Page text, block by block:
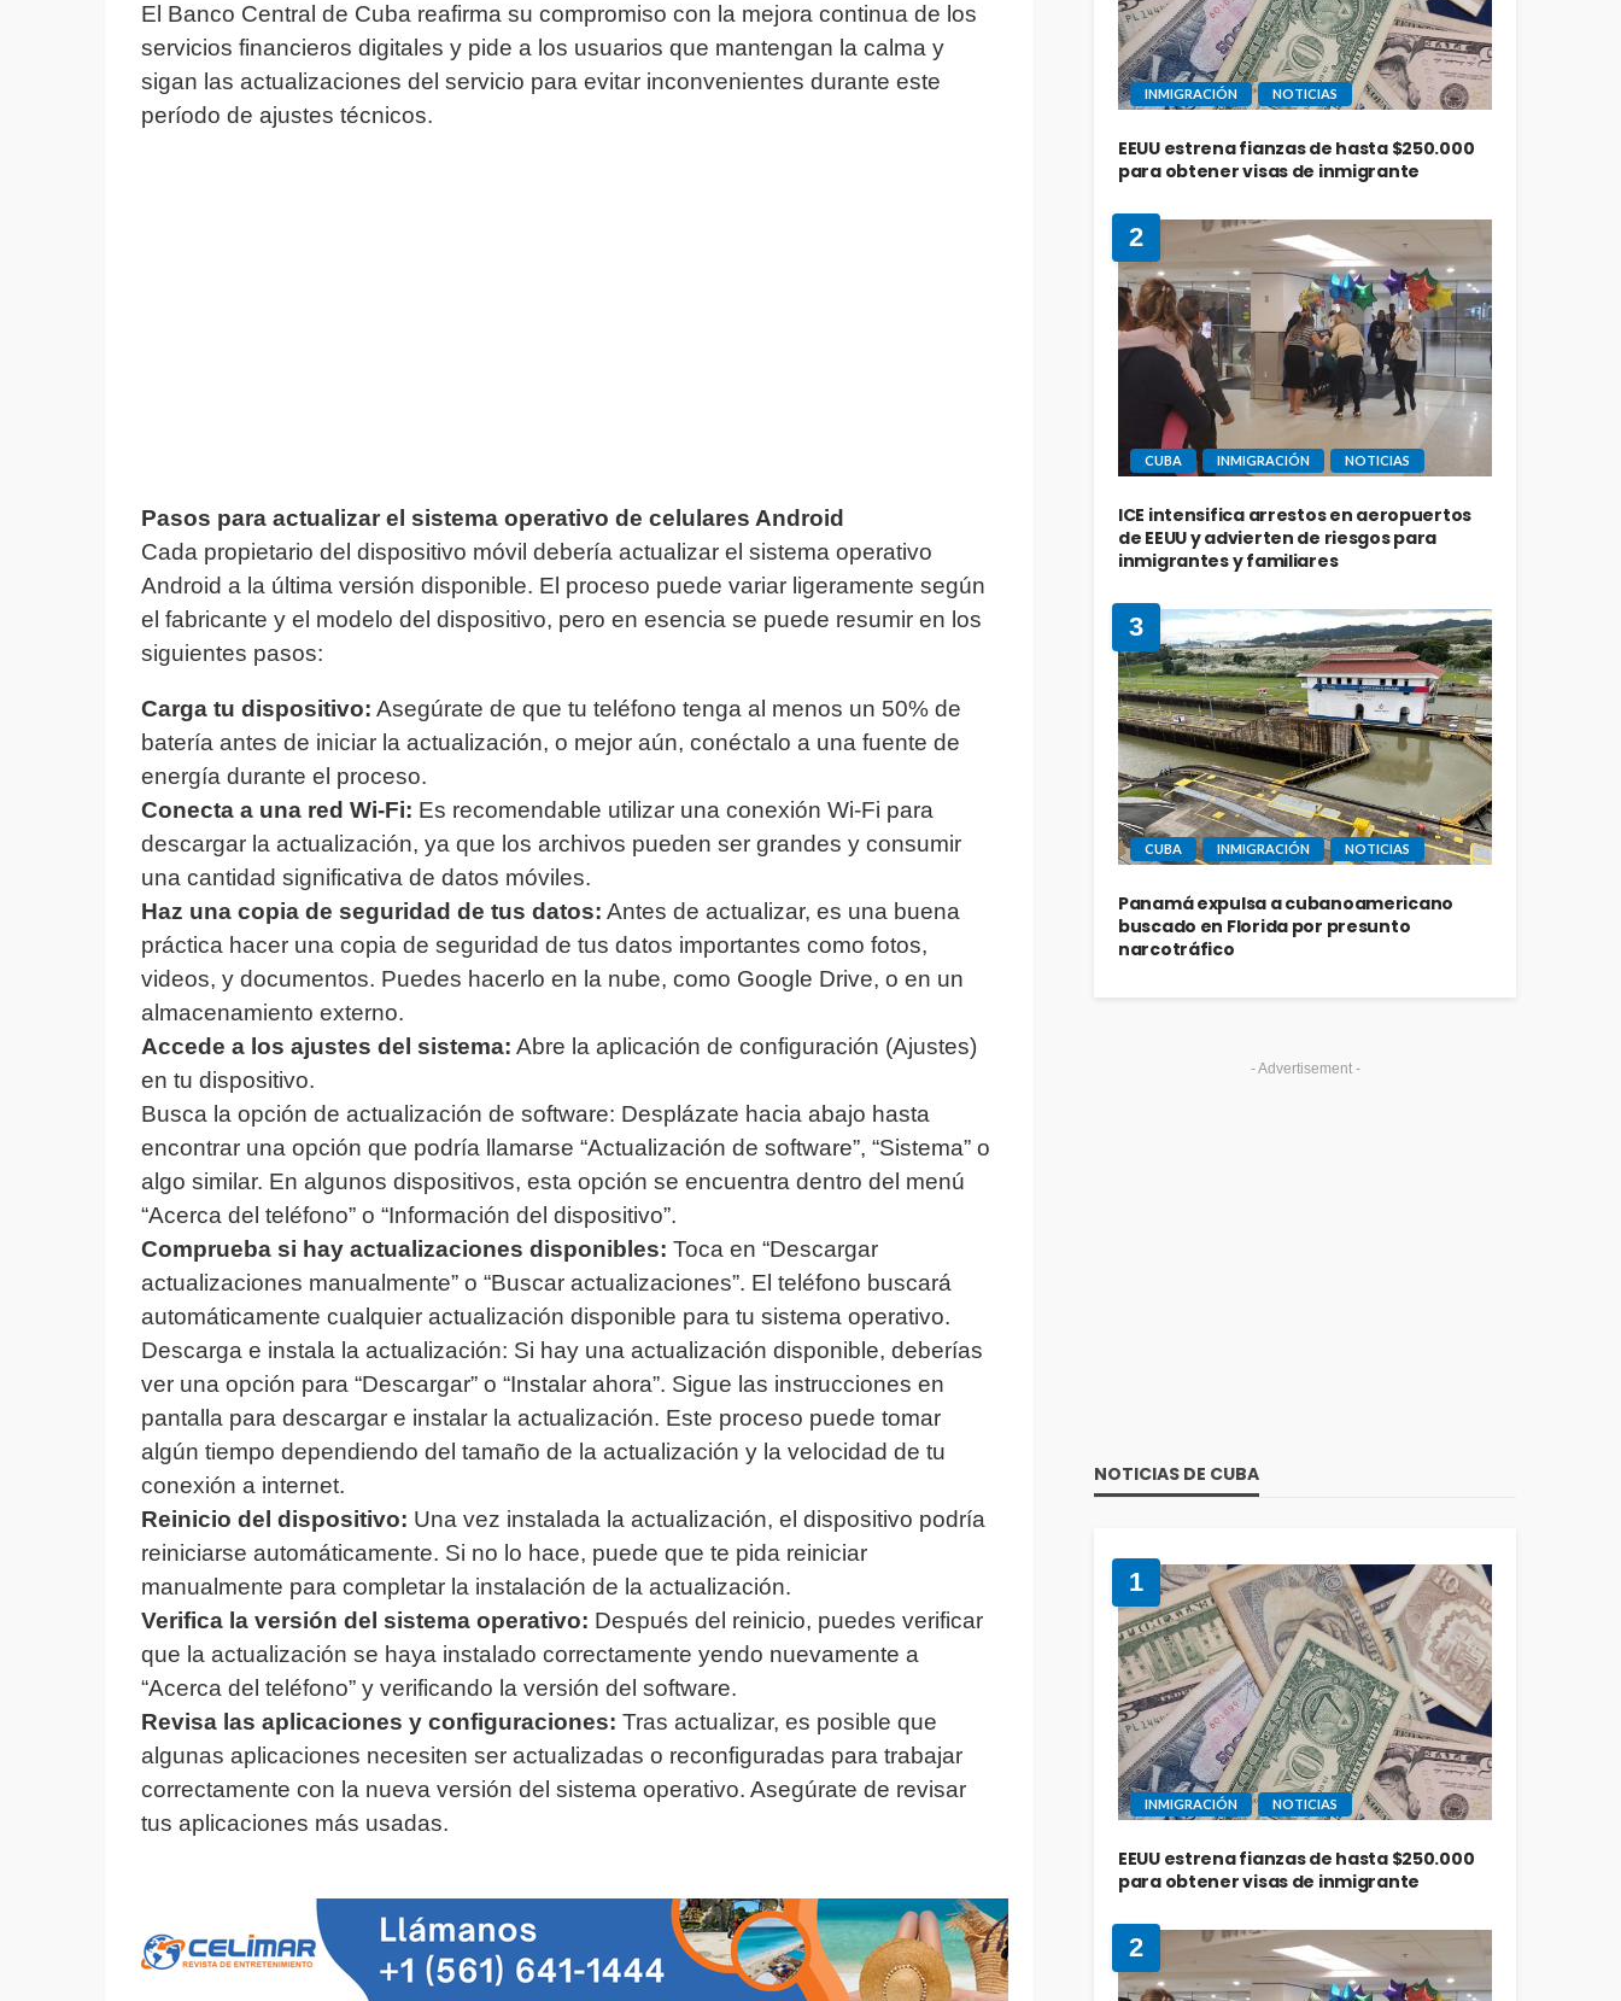
El Banco Central de Cuba reafirma su compromiso con la mejora continua de los
servicios financieros digitales y pide a los usuarios que mantengan la calma y
sigan las actualizaciones del servicio para evitar inconvenientes durante este
período de ajustes técnicos.
Pasos para actualizar el sistema operativo de celulares Android
Cada propietario del dispositivo móvil debería actualizar el sistema operativo
Android a la última versión disponible. El proceso puede variar ligeramente según
el fabricante y el modelo del dispositivo, pero en esencia se puede resumir en los
siguientes pasos:
Carga tu dispositivo: Asegúrate de que tu teléfono tenga al menos un 50% de
batería antes de iniciar la actualización, o mejor aún, conéctalo a una fuente de
energía durante el proceso.
Conecta a una red Wi-Fi: Es recomendable utilizar una conexión Wi-Fi para
descargar la actualización, ya que los archivos pueden ser grandes y consumir
una cantidad significativa de datos móviles.
Haz una copia de seguridad de tus datos: Antes de actualizar, es una buena
práctica hacer una copia de seguridad de tus datos importantes como fotos,
videos, y documentos. Puedes hacerlo en la nube, como Google Drive, o en un
almacenamiento externo.
Accede a los ajustes del sistema: Abre la aplicación de configuración (Ajustes)
en tu dispositivo.
Busca la opción de actualización de software: Desplázate hacia abajo hasta
encontrar una opción que podría llamarse “Actualización de software”, “Sistema” o
algo similar. En algunos dispositivos, esta opción se encuentra dentro del menú
“Acerca del teléfono” o “Información del dispositivo”.
Comprueba si hay actualizaciones disponibles: Toca en “Descargar
actualizaciones manualmente” o “Buscar actualizaciones”. El teléfono buscará
automáticamente cualquier actualización disponible para tu sistema operativo.
Descarga e instala la actualización: Si hay una actualización disponible, deberías
ver una opción para “Descargar” o “Instalar ahora”. Sigue las instrucciones en
pantalla para descargar e instalar la actualización. Este proceso puede tomar
algún tiempo dependiendo del tamaño de la actualización y la velocidad de tu
conexión a internet.
Reinicio del dispositivo: Una vez instalada la actualización, el dispositivo podría
reiniciarse automáticamente. Si no lo hace, puede que te pida reiniciar
manualmente para completar la instalación de la actualización.
Verifica la versión del sistema operativo: Después del reinicio, puedes verificar
que la actualización se haya instalado correctamente yendo nuevamente a
“Acerca del teléfono” y verificando la versión del software.
Revisa las aplicaciones y configuraciones: Tras actualizar, es posible que
algunas aplicaciones necesiten ser actualizadas o reconfiguradas para trabajar
correctamente con la nueva versión del sistema operativo. Asegúrate de revisar
tus aplicaciones más usadas.
INMIGRACIÓN NOTICIAS
EEUU estrena fianzas de hasta $250.000
para obtener visas de inmigrante
2
CUBA INMIGRACIÓN NOTICIAS
ICE intensifica arrestos en aeropuertos
de EEUU y advierten de riesgos para
inmigrantes y familiares
3
CUBA INMIGRACIÓN NOTICIAS
Panamá expulsa a cubanoamericano
buscado en Florida por presunto
narcotráfico
- Advertisement -
NOTICIAS DE CUBA
1
INMIGRACIÓN NOTICIAS
EEUU estrena fianzas de hasta $250.000
para obtener visas de inmigrante
2